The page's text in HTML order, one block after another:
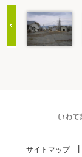
20
サイトマップ